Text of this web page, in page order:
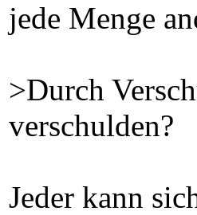
jede Menge
>Durch
verschulden?
Jeder kann